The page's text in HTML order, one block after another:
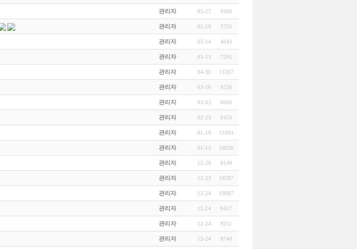
관리자 05-27 9560
관리자 05-19 3755
관리자 05-14 4043
관리자 05-13 7291
관리자 04-30 11207
관리자 03-16 9226
관리자 03-02 6669
관리자 02-23 6453
관리자 01-19 11083
관리자 01-15 16828
관리자 12-29 9149
관리자 12-23 10587
관리자 12-24 10987
관리자 12-24 9417
관리자 12-24 9251
관리자 12-24 8740